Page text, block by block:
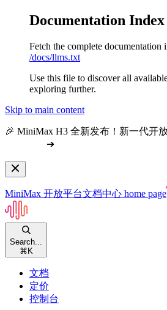
Documentation Index
Fetch the complete documentation
/docs/llms.txt
Use this file to discover all
exploring further.
Skip to main content
🎉 MiniMax H3 全新发布！新一代开
➔
MiniMax 开放平台文档中心 home page
Search...
⌘ K
文档
定价
控制台